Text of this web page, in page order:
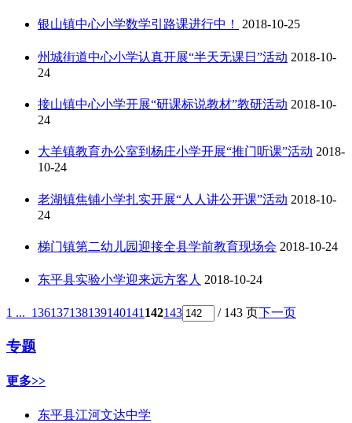
银山镇中心小学数学引路课进行中！ 2018-10-25
州城街道中心小学认真开展“半天无课日”活动 2018-10-
24
接山镇中心小学开展“研课标说教材”教研活动 2018-10-
24
大羊镇教育办公室到杨庄小学开展“推门听课”活动 2018-
10-24
老湖镇焦铺小学扎实开展“人人讲公开课”活动 2018-10-
24
梯门镇第二幼儿园迎接全县学前教育现场会 2018-10-24
东平县实验小学迎来远方客人 2018-10-24
1 ... 136137138139140141142143 / 143 页下一页
专题
更多>>
东平县江河文达中学